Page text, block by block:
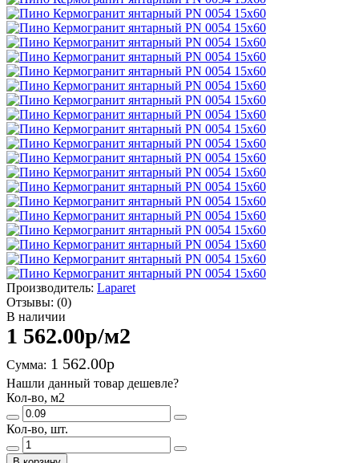
Производитель: Laparet
Отзывы: (0)
В наличии
1 562.00р/м2
Сумма: 1 562.00р
Нашли данный товар дешевле?
Кол-во, м2
Кол-во, шт.